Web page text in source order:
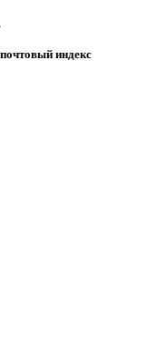
индекс